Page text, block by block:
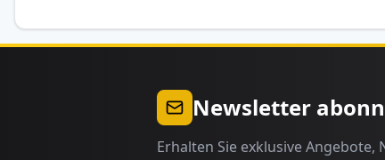
Newsletter
Erhalten Sie exklusive